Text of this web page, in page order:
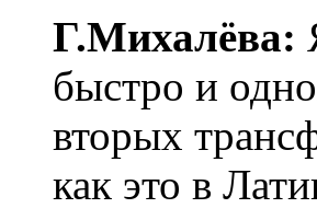
Г.Михалёва:
быстро и
вторых
как это в